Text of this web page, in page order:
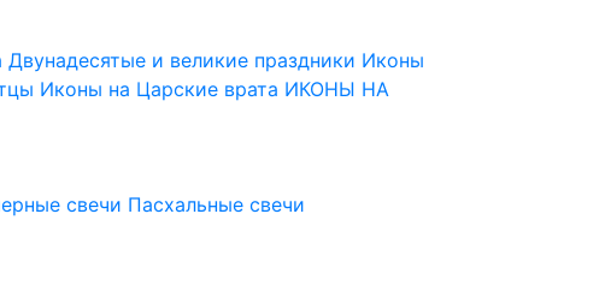
Двунадесятые и великие праздники Иконы
Иконы на Царские врата ИКОНЫ НА
свечи Пасхальные свечи